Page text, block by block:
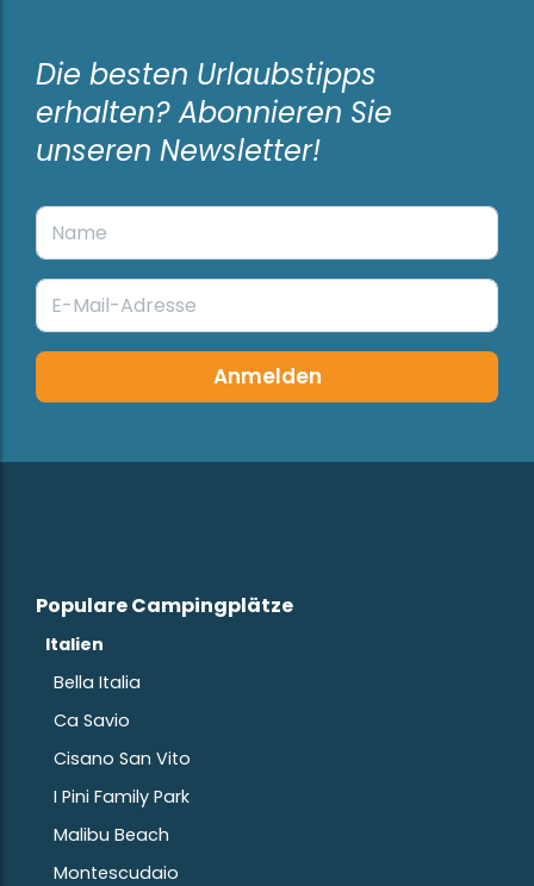
Die besten Urlaubstipps
erhalten? Abonnieren Sie
unseren Newsletter!
Anmelden
Populare Campingplätze
Italien
Bella Italia
Ca Savio
Cisano San Vito
I Pini Family Park
Malibu Beach
Montescudaio